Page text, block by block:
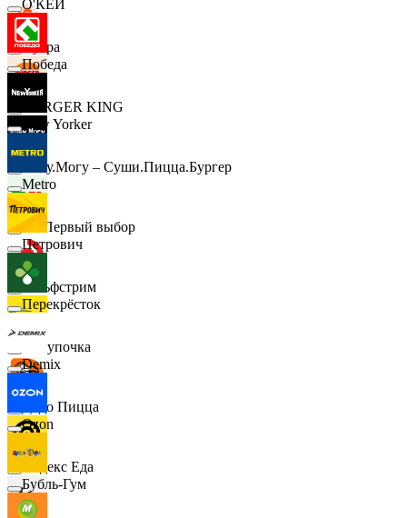
7 утра
BURGER KING
Хочу.Могу – Суши.Пицца.Бургер
B1 Первый выбор
Гольфстрим
Покупочка
Додо Пицца
Яндекс Еда
О'КЕЙ
Победа
New Yorker
Metro
Петрович
Перекрёсток
Demix
Ozon
Бубль-Гум